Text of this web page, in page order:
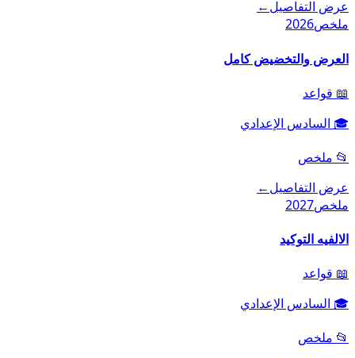
عرض التفاصيل←
ملخص2026
العرض والتخضيض كامل
📖 قواعد
🎓 السادس الإعدادي
📂 ملخص
عرض التفاصيل←
ملخص2027
الالفيه التوكيد
📖 قواعد
🎓 السادس الإعدادي
📂 ملخص